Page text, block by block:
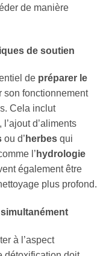
de manière
de soutien
de préparer le
son fonctionnement
Cela inclut
, l’ajout d’aliments
ou d’ herbes qui
l’ hydrologie
également être
plus profond.
à l’aspect